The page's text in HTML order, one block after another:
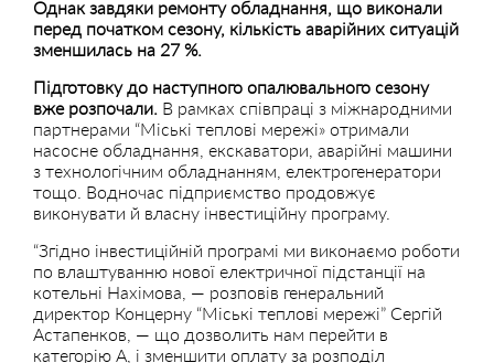
Однак завдяки ремонту обладнання, що виконали
перед початком сезону, кількість аварійних ситуацій
зменшилась на 27 %.
Підготовку до наступного опалювального сезону
вже розпочали. В рамках співпраці з міжнародними
партнерами “Міські теплові мережі» отримали
насосне обладнання, екскаватори, аварійні машини
з технологічним обладнанням, електрогенератори
тощо. Водночас підприємство продовжує
виконувати й власну інвестиційну програму.
“Згідно інвестиційній програмі ми виконаємо роботи
по влаштуванню нової електричної підстанції на
котельні Нахімова, — розповів генеральний
директор Концерну “Міські теплові мережі” Сергій
Астапенков, — що дозволить нам перейти в
категорію А, і зменшити оплату за розподіл